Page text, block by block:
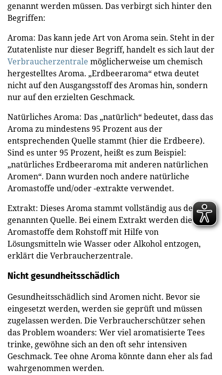
genannt werden müssen. Das verbirgt sich hinter den
Begriffen:
Aroma: Das kann jede Art von Aroma sein. Steht in der
Zutatenliste nur dieser Begriff, handelt es sich laut der
Verbraucherzentrale möglicherweise um chemisch
hergestelltes Aroma. „Erdbeeraroma“ etwa deutet
nicht auf den Ausgangsstoff des Aromas hin, sondern
nur auf den erzielten Geschmack.
Natürliches Aroma: Das „natürlich“ bedeutet, dass das
Aroma zu mindestens 95 Prozent aus der
entsprechenden Quelle stammt (hier die Erdbeere).
Sind es unter 95 Prozent, heißt es zum Beispiel:
„natürliches Erdbeeraroma mit anderen natürlichen
Aromen“. Dann wurden noch andere natürliche
Aromastoffe und/oder -extrakte verwendet.
Extrakt: Dieses Aroma stammt vollständig aus der
genannten Quelle. Bei einem Extrakt werden die
Aromastoffe dem Rohstoff mit Hilfe von
Lösungsmitteln wie Wasser oder Alkohol entzogen,
erklärt die Verbraucherzentrale.
Nicht gesundheitsschädlich
Gesundheitsschädlich sind Aromen nicht. Bevor sie
eingesetzt werden, werden sie geprüft und müssen
zugelassen werden. Die Verbraucherschützer sehen
das Problem woanders: Wer viel aromatisierte Tees
trinke, gewöhne sich an den oft sehr intensiven
Geschmack. Tee ohne Aroma könnte dann eher als fad
wahrgenommen werden.